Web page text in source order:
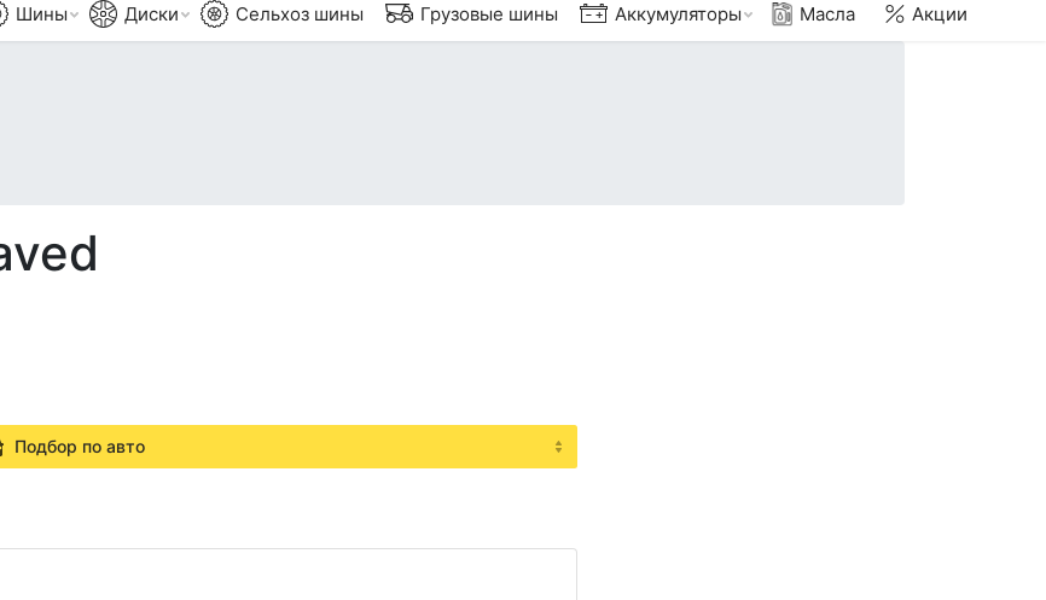
Шины Диски Сельхоз шины Грузовые шины Аккумуляторы Масла Акции
Подбор по авто